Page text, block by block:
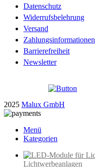
Datenschutz
Widerrufsbelehrung
Versand
Zahlungsinformationen
Barrierefreiheit
Newsletter
2025 Malux GmbH
Menü
Kategorien
Lichtwerbeanlagen